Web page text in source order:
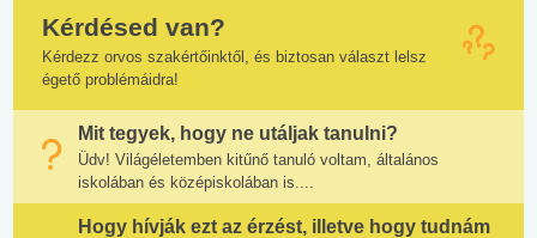
Kérdésed van?
Kérdezz orvos szakértőinktől, és biztosan választ lelsz
égető problémáidra!
Mit tegyek, hogy ne utáljak tanulni?
Üdv! Világéletemben kitűnő tanuló voltam, általános
iskolában és középiskolában is....
Hogy hívják ezt az érzést, illetve hogy tudnám